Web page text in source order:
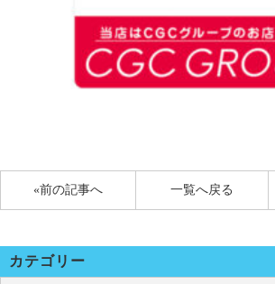
«前の記事へ 一覧へ戻る
カテゴリー